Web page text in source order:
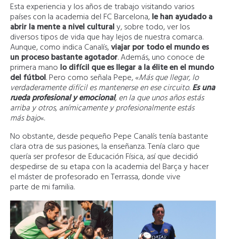
Esta experiencia y los años de trabajo visitando varios
países con la academia del FC Barcelona,le han ayudado a
abrir la mente a nivel culturaly, sobre todo, ver los
diversos tipos de vida que hay lejos de nuestra comarca.
Aunque, como indica Canalís,viajar por todo el mundo es
un proceso bastante agotador. Además, uno conoce de
primera mano lo difícil que es llegar a la élite en el mundo
del fútbol. Pero como señala Pepe, «Más que llegar, lo
verdaderamente difícil es mantenerseen ese circuito.Es una
rueda profesional y emocional, en la que unos años estás
arriba y otros, anímicamente y profesionalmente estás
más bajo«.
No obstante, desde pequeño Pepe Canalís tenía bastante
clara otra de sus pasiones, la enseñanza. Tenía claro que
quería ser profesor de Educación Física, así que decidió
despedirse de su etapa con la academia del Barça y hacer
el máster de profesorado en Terrassa, donde vive
parte de mi familia.